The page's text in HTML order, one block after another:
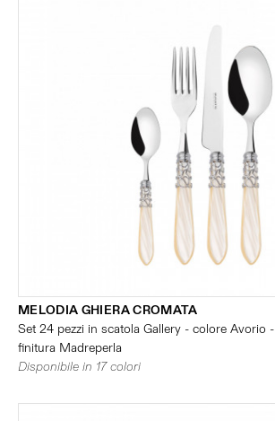
MELODIA GHIERA CROMATA
Set 24 pezzi in scatola Gallery - colore Avorio -
finitura Madreperla
Disponibile in 17 colori